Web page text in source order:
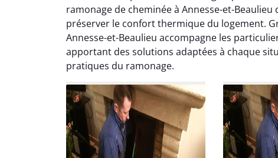
ramonage de cheminée à Annesse-et-
préserver le confort thermique du logement.
Annesse-et-Beaulieu accompagne les
apportant des solutions adaptées à chaque
pratiques du ramonage.
Très
nettoyée